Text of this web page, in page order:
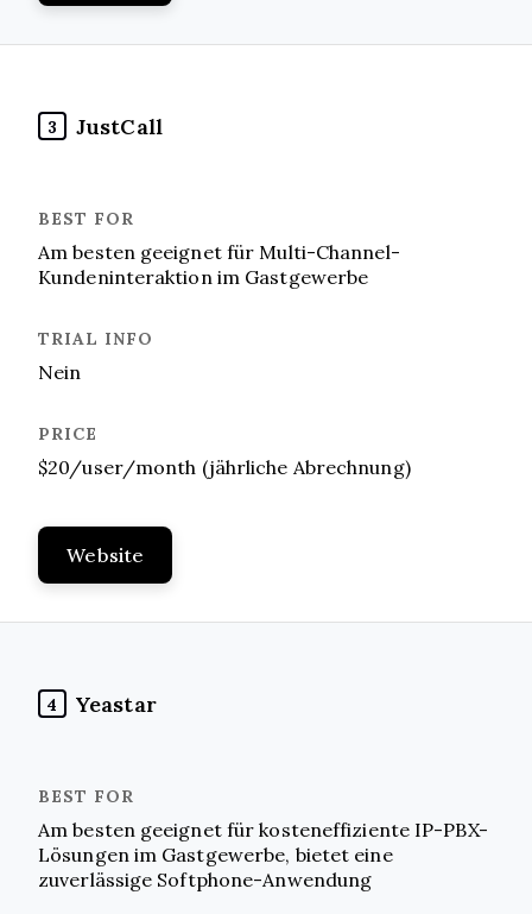
3 JustCall
Am besten geeignet für Multi-Channel-
Kundeninteraktion im Gastgewerbe
Nein
$20/user/month (jährliche Abrechnung)
Website
4 Yeastar
Am besten geeignet für kosteneffiziente IP-PBX-
Lösungen im Gastgewerbe, bietet eine
zuverlässige Softphone-Anwendung